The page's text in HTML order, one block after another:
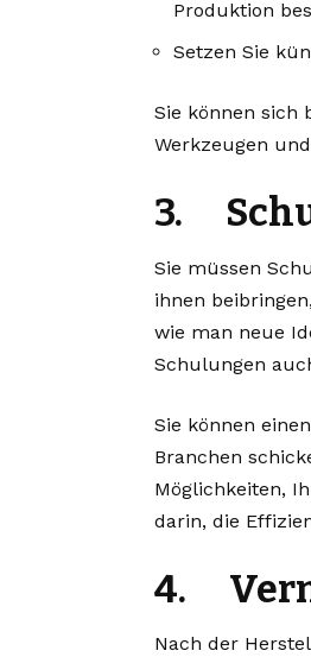
Produktion
Setzen Sie
Sie können sich
Werkzeugen
3.
Sie müssen
ihnen
wie man neue
Schulungen
Sie können
Branchen
Möglichkeiten,
darin, die
4.
Nach der